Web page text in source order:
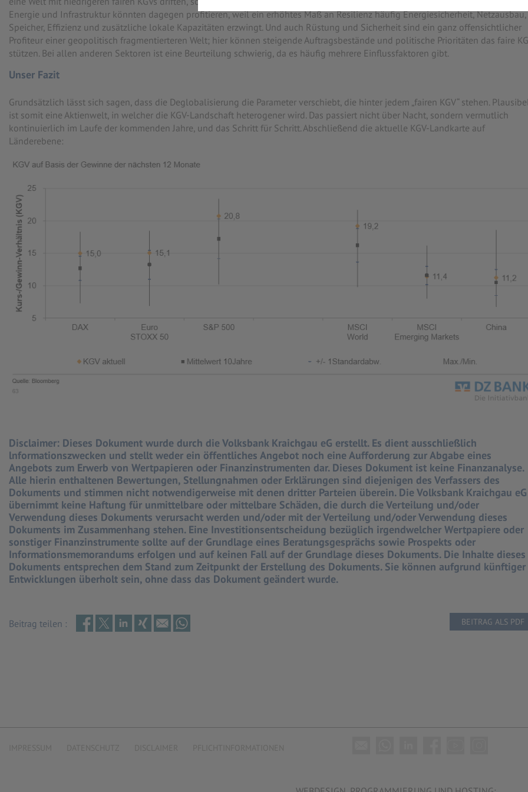
Energie und Infrastruktur könnten dagegen profitieren, weil ein erhöhtes Maß an Resilienz häufig Energiesicherheit, Netzausbau,
Speicher, Effizienz und zusätzliche lokale Kapazitäten erzwingt. Und auch Rüstung und Sicherheit sind ein ganz offensichtlicher
Profiteur einer geopolitisch fragmentierteren Welt; hier können steigende Auftragsbestände und politische Prioritäten das faire
stützen. Bei allen anderen Sektoren ist eine Beurteilung schwierig, da es häufig mehrere Einflussfaktoren gibt.
Unser Fazit
Grundsätzlich lässt sich sagen, dass die Deglobalisierung die Parameter verschiebt, die hinter jedem „fairen KGV“ stehen.
ist somit eine Aktienwelt, in welcher die KGV-Landschaft heterogener wird. Das passiert nicht über Nacht, sondern vermutlich
kontinuierlich im Laufe der kommenden Jahre, und das Schritt für Schritt. Abschließend die aktuelle KGV-Landkarte auf
Länderebene:
Disclaimer: Dieses Dokument wurde durch die Volksbank Kraichgau eG erstellt. Es dient ausschließlich
lnformationszwecken und stellt weder ein öffentliches Angebot noch eine Aufforderung zur Abgabe eines
Angebots zum Erwerb von Wertpapieren oder Finanzinstrumenten dar. Dieses Dokument ist keine Finanzanalyse.
Alle hierin enthaltenen Bewertungen, Stellungnahmen oder Erklärungen sind diejenigen des Verfassers des
Dokuments und stimmen nicht notwendigerweise mit denen dritter Parteien überein. Die Volksbank Kraichgau eG
übernimmt keine Haftung für unmittelbare oder mittelbare Schäden, die durch die Verteilung und/oder
Verwendung dieses Dokuments verursacht werden und/oder mit der Verteilung und/oder Verwendung dieses
Dokuments im Zusammenhang stehen. Eine Investitionsentscheidung bezüglich irgendwelcher Wertpapiere oder
sonstiger Finanzinstrumente sollte auf der Grundlage eines Beratungsgesprächs sowie Prospekts oder
Informationsmemorandums erfolgen und auf keinen Fall auf der Grundlage dieses Dokuments. Die Inhalte dieses
Dokuments entsprechen dem Stand zum Zeitpunkt der Erstellung des Dokuments. Sie können aufgrund künftiger
Entwicklungen überholt sein, ohne dass das Dokument geändert wurde.
Beitrag teilen :
IMPRESSUM DATENSCHUTZ DISCLAIMER PFLICHTINFORMATIONEN